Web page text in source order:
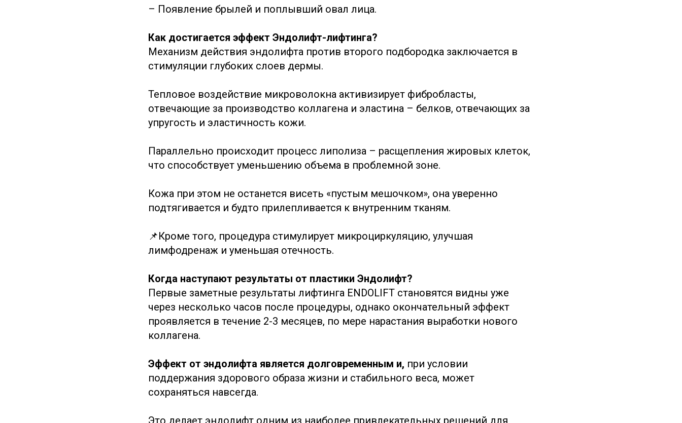
– Появление брылей и поплывший овал лица.
Как достигается эффект Эндолифт-лифтинга?
Механизм действия эндолифта против второго подбородка заключается в
стимуляции глубоких слоев дермы.
Тепловое воздействие микроволокна активизирует фибробласты,
отвечающие за производство коллагена и эластина – белков, отвечающих за
упругость и эластичность кожи.
Параллельно происходит процесс липолиза – расщепления жировых клеток,
что способствует уменьшению объема в проблемной зоне.
Кожа при этом не останется висеть «пустым мешочком», она уверенно
подтягивается и будто прилепливается к внутренним тканям.
📌Кроме того, процедура стимулирует микроциркуляцию, улучшая
лимфодренаж и уменьшая отечность.
Когда наступают результаты от пластики Эндолифт?
Первые заметные результаты лифтинга ENDOLIFT становятся видны уже
через несколько часов после процедуры, однако окончательный эффект
проявляется в течение 2-3 месяцев, по мере нарастания выработки нового
коллагена.
Эффект от эндолифта является долговременным и, при условии
поддержания здорового образа жизни и стабильного веса, может
сохраняться навсегда.
Это делает эндолифт одним из наиболее привлекательных решений для